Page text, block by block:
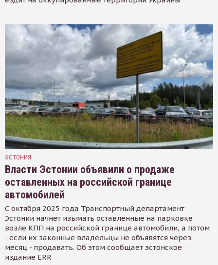
ЭСТОНИЯ
Власти Эстонии объявили о продаже
оставленных на российской границе
автомобилей
С октября 2025 года Транспортный департамент
Эстонии начнет изымать оставленные на парковке
возле КПП на российской границе автомобили, а потом
- если их законные владельцы не объявятся через
месяц - продавать. Об этом сообщает эстонское
издание ERR